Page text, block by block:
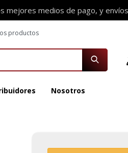
mejores medios de pago, y
Nosotros
productos